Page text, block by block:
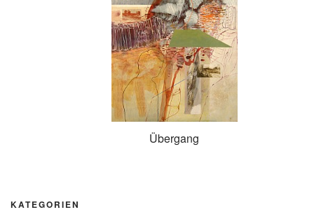
Übergang
KATEGORIEN